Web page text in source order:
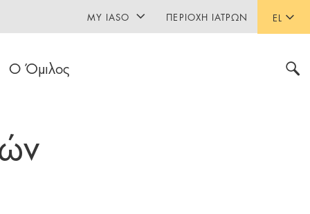
EL
Ο Όμιλος
MY IASO ΠΕΡΙΟΧΉ ΙΑΤΡΏΝ